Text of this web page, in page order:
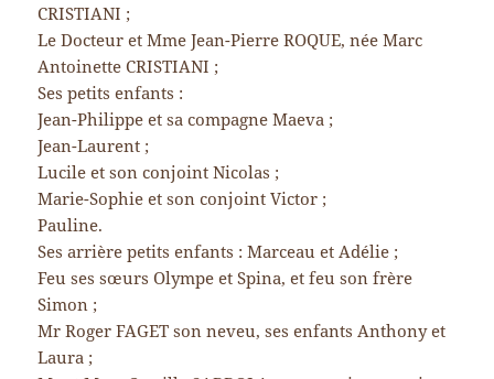
CRISTIANI ;
Le Docteur et Mme Jean-Pierre ROQUE, née Marc
Antoinette CRISTIANI ;
Ses petits enfants :
Jean-Philippe et sa compagne Maeva ;
Jean-Laurent ;
Lucile et son conjoint Nicolas ;
Marie-Sophie et son conjoint Victor ;
Pauline.
Ses arrière petits enfants : Marceau et Adélie ;
Feu ses sœurs Olympe et Spina, et feu son frère
Simon ;
Mr Roger FAGET son neveu, ses enfants Anthony et
Laura ;